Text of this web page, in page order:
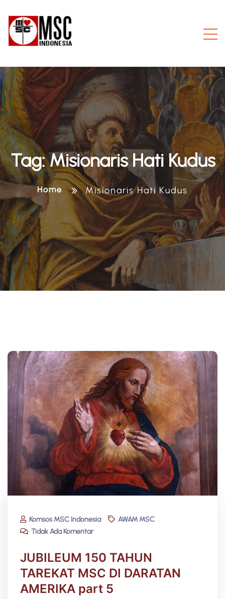
Tag:Misionaris Hati Kudus
Home Misionaris Hati Kudus
Komsos MSC Indonesia
AWAM MSC
Tidak Ada Komentar
JUBILEUM 150 TAHUN
TAREKAT MSC DI DARATAN
AMERIKA part 5